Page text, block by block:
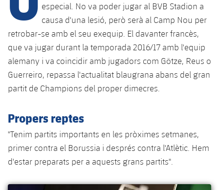
plusicon
més
Instal·lacions
Spotify Camp Nou
Estadi Johan Cruyff
Barça Cafe
SUB13
SUB12
SUB11 A
SUB11 B
SUB10 A
SUB9 A
SUB13 B
SUB12 C
Entrades
Gameday Shows
Resultats
Jugadors
Fotos
Base
Barça Atlètic
Junior
Cadet A
Infantil A
Infantil B
Campus Estiu
PLUSICON
MÉS
Primer Equip
plusicon
més
Actualitat
Entrades
Barça Atlètic
plusicon
més
Calendari
Resultats
Classificació
plusicon
més
Actualitat
Juvenil
Cadet A
PLUSICON
MÉS
Primer equip
plusicon
més
especial. No va poder jugar al BVB Stadion a
causa d'una lesió, però serà al Camp Nou per
retrobar-se amb el seu exequip. El davanter francès,
que va jugar durant la temporada 2016/17 amb l'equip
alemany i va coincidir amb jugadors com Götze, Reus o
Guerreiro, repassa l'actualitat blaugrana abans del gran
partit de Champions del proper dimecres.
Propers reptes
"Tenim partits importants en les pròximes setmanes,
primer contra el Borussia i després contra l'Atlètic. Hem
d'estar preparats per a aquests grans partits".